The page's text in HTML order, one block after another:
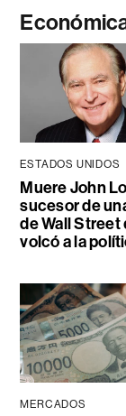
ESTADOS UNIDOS
Muere John
sucesor de
de Wall Street
volcó a la
MERCADOS